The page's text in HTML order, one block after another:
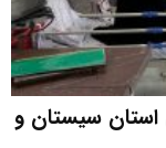
استان سیستان و